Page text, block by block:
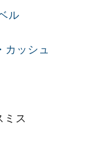
ル
カッシュ
ミス